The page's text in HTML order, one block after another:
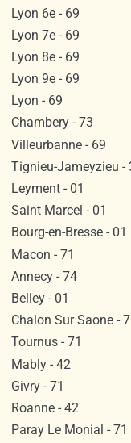
Lyon 6e - 69
Lyon 7e - 69
Lyon 8e - 69
Lyon 9e - 69
Lyon - 69
Chambery - 73
Villeurbanne - 69
Tignieu-Jameyzieu -
Leyment - 01
Saint Marcel - 01
Bourg-en-Bresse - 01
Macon - 71
Annecy - 74
Belley - 01
Chalon Sur Saone -
Tournus - 71
Mably - 42
Givry - 71
Roanne - 42
Paray Le Monial - 71